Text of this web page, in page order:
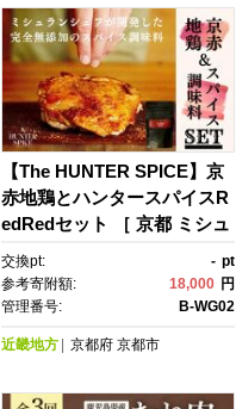
【The HUNTER SPICE】京
赤地鶏とハンタースパイスR
edRedセット ［ 京都 ミシュ
ラン スパイス 人気 おすす
め グルメ バーベキュー キャ
ンプ飯 キャンプ キャンプ用
料 通販 お取り寄せ ふるさと
交換pt: - pt
参考寄附額:
18,000 円
管理番号:
B-WG02
近畿地方 京都府 京都市